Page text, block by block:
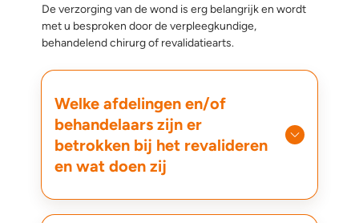
De verzorging van de wond is erg belangrijk en wordt
met u besproken door de verpleegkundige,
behandelend chirurg of revalidatiearts.
Welke afdelingen en/of
behandelaars zijn er
betrokken bij het revalideren
en wat doen zij